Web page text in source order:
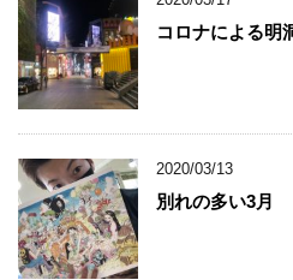
コロナによる明
2020/03/13
別れの多い3月